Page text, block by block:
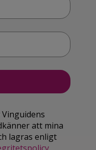
att mina
lagras enligt